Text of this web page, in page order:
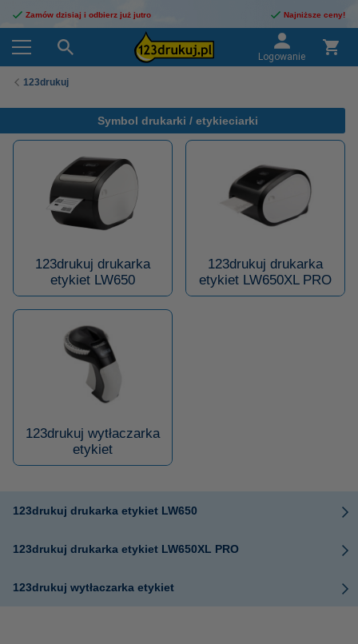
Zamów dzisiaj i odbierz już jutro Najniższe ceny!
Logowanie
123drukuj
Symbol drukarki / etykieciarki
123drukuj drukarka
etykiet LW650
123drukuj drukarka
etykiet LW650XL PRO
123drukuj wytłaczarka
etykiet
123drukuj drukarka etykiet LW650
123drukuj drukarka etykiet LW650XL PRO
123drukuj wytłaczarka etykiet